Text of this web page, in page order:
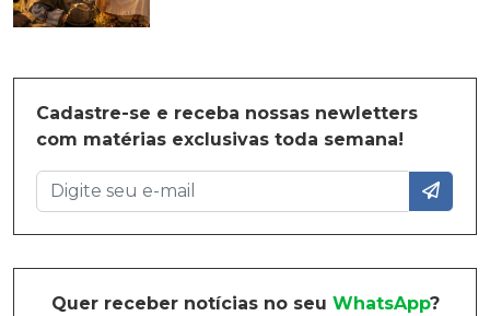
Cadastre-se e receba nossas newletters
com matérias exclusivas toda semana!
Quer receber notícias no seu WhatsApp?